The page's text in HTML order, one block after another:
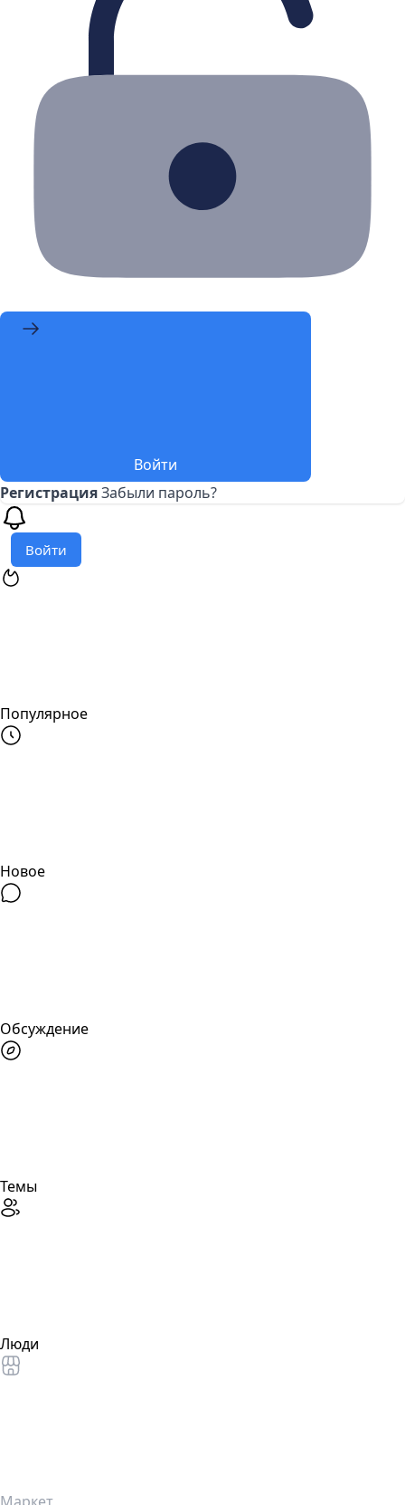
Войти
РегистрацияЗабыли пароль?
Войти
Популярное
Новое
Обсуждение
Темы
Люди